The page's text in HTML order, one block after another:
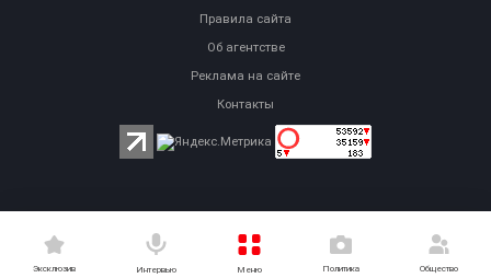
Эксклюзив Интервью Меню Политика Общество
Правила сайта
Об агентстве
Реклама на сайте
Контакты